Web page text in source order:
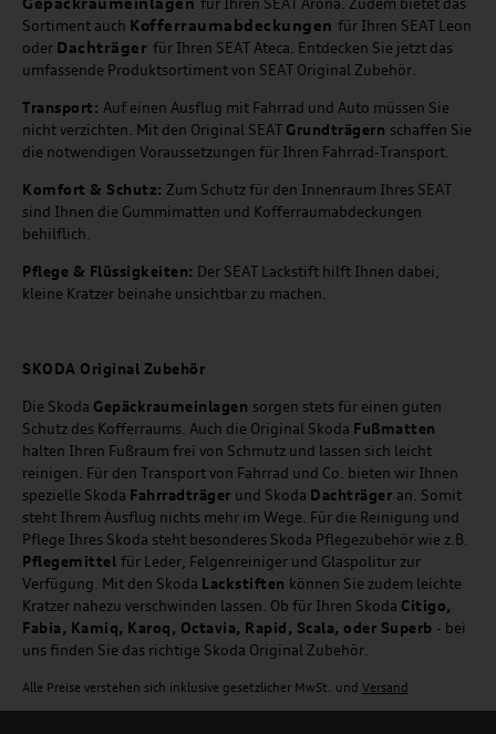
für Ihren SEAT Arona. Zudem bietet das
Sortiment auch Kofferraumabdeckungen für Ihren SEAT Leon
oder Dachträger für Ihren SEAT Ateca. Entdecken Sie jetzt das
umfassende Produktsortiment von SEAT Original Zubehör.
Transport: Auf einen Ausflug mit Fahrrad und Auto müssen Sie
nicht verzichten. Mit den Original SEAT Grundträgern schaffen Sie
die notwendigen Voraussetzungen für Ihren Fahrrad-Transport.
Komfort & Schutz: Zum Schutz für den Innenraum Ihres SEAT
sind Ihnen die Gummimatten und Kofferraumabdeckungen
behilflich.
Pflege & Flüssigkeiten: Der SEAT Lackstift hilft Ihnen dabei,
kleine Kratzer beinahe unsichtbar zu machen.
SKODA Original Zubehör
Die Skoda Gepäckraumeinlagen sorgen stets für einen guten
Schutz des Kofferraums. Auch die Original Skoda Fußmatten
halten Ihren Fußraum frei von Schmutz und lassen sich leicht
reinigen. Für den Transport von Fahrrad und Co. bieten wir Ihnen
spezielle Skoda Fahrradträger und Skoda Dachträger an. Somit
steht Ihrem Ausflug nichts mehr im Wege. Für die Reinigung und
Pflege Ihres Skoda steht besonderes Skoda Pflegezubehör wie z.B.
Pflegemittel für Leder, Felgenreiniger und Glaspolitur zur
Verfügung. Mit den Skoda Lackstiften können Sie zudem leichte
Kratzer nahezu verschwinden lassen. Ob für Ihren Skoda Citigo,
Fabia, Kamiq, Karoq, Octavia, Rapid, Scala, oder Superb - bei
uns finden Sie das richtige Skoda Original Zubehör.
Alle Preise verstehen sich inklusive gesetzlicher MwSt. und Versand